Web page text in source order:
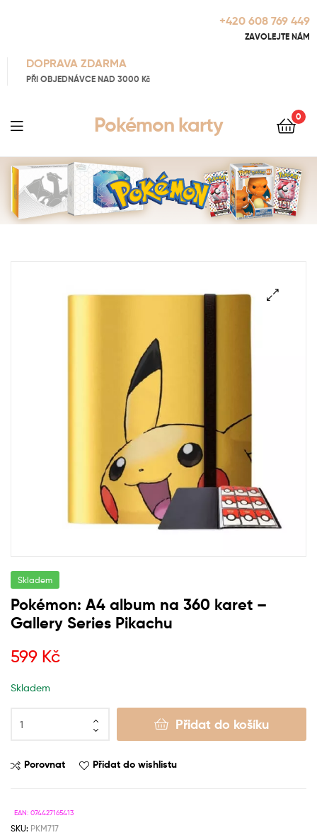
+420 608 769 449
ZAVOLEJTE NÁM
DOPRAVA ZDARMA
PŘI OBJEDNÁVCE NAD 3000 Kč
Pokémon karty 0
Skladem
Pokémon: A4 album na 360 karet –
Gallery Series Pikachu
599 Kč
Skladem
Přidat do košíku
Porovnat Přidat do wishlistu
EAN: 074427165413
SKU: PKM717